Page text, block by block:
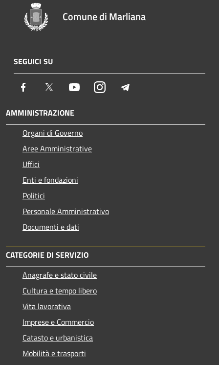
Comune di Marliana
SEGUICI SU
Facebook Twitter YoutubeInstagram
AMMINISTRAZIONE
Organi di Governo
Aree Amministrative
Uffici
Enti e fondazioni
Politici
Personale Amministrativo
Documenti e dati
CATEGORIE DI SERVIZIO
Anagrafe e stato civile
Cultura e tempo libero
Vita lavorativa
Imprese e Commercio
Catasto e urbanistica
Mobilità e trasporti